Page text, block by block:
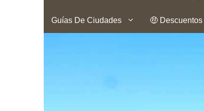
Guías De Ciudades 🤑 Descuentos